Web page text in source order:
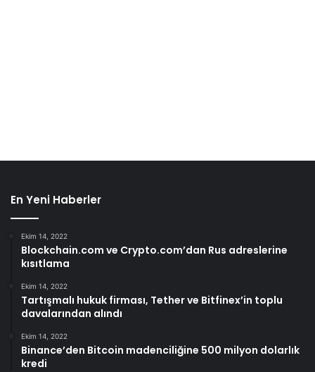
En Yeni Haberler
Ekim 14, 2022
Blockchain.com ve Crypto.com’dan Rus adreslerine
kısıtlama
Ekim 14, 2022
Tartışmalı hukuk firması, Tether ve Bitfinex’in toplu
davalarından alındı
Ekim 14, 2022
Binance’den Bitcoin madenciliğine 500 milyon dolarlık
kredi